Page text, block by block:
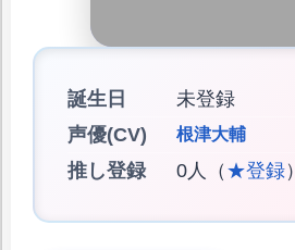
誕生日
未登録
声優(CV)
根津大輔
推し登録 0人（ ★登録）